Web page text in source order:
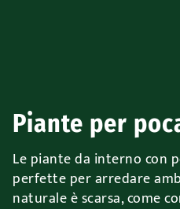
Piante per
Le piante da interno con
perfette per arredare
naturale è scarsa, come